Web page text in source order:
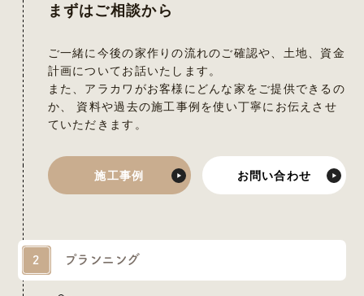
まずはご相談から
ご一緒に今後の家作りの流れのご確認や、土地、資金
計画についてお話いたします。
また、アラカワがお客様にどんな家をご提供できるの
か、
資料や過去の施工事例を使い丁寧にお伝えさせ
ていただきます。
施工事例 お問い合わせ
2 プランニング